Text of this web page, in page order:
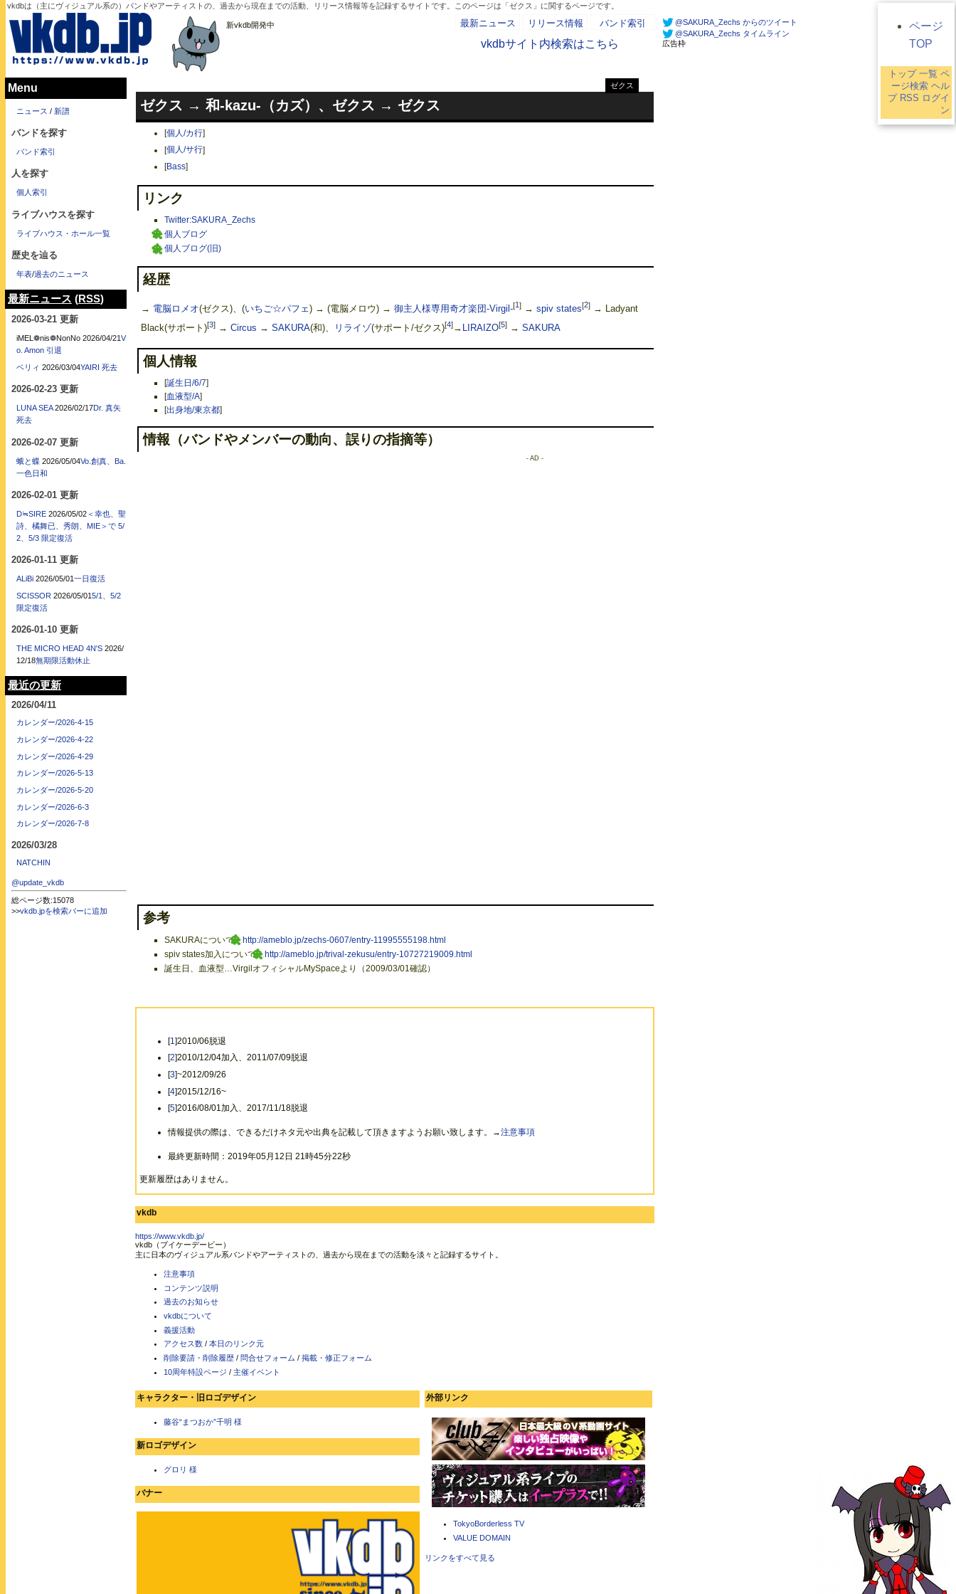
vkdbは（主にヴィジュアル系の）バンドやアーティストの、過去から現在までの活動、リリース情報等を記録するサイトです。このページは「ゼクス」に関するページです。
新vkdb開発中 最新ニュース リリース情報 バンド索引
vkdbサイト内検索はこちら
ゼクス
ゼクス → 和-kazu-（カズ）、ゼクス → ゼクス
[個人/カ行]
[個人/サ行]
[Bass]
リンク
Twitter:SAKURA_Zechs
個人ブログ
個人ブログ(旧)
経歴
→ 電脳ロメオ(ゼクス)、(いちご☆パフェ) → (電脳メロウ) → 御主人様専用奇才楽団-Virgil-[1]→ spiv states[2]→ Ladyant
Black(サポート)[3]→ Circus → SAKURA(和)、 リライゾ(サポート/ゼクス)[4]→ LIRAIZO[5]→ SAKURA
個人情報
[誕生日/6/7]
[血液型/A]
[出身地/東京都]
情報（バンドやメンバーの動向、誤りの指摘等）
- AD -
参考
SAKURAについて…http://ameblo.jp/zechs-0607/entry-11995555198.html
spiv states加入について… http://ameblo.jp/trival-zekusu/entry-10727219009.html
誕生日、血液型…VirgilオフィシャルMySpaceより（2009/03/01確認）
[1 ]2010/06脱退
[2]2010/12/04加入、2011/07/09脱退
[3]~2012/09/26
[4]2015/12/16~
[5]2016/08/01加入、2017/11/18脱退
情報提供の際は、できるだけネタ元や出典を記載して頂きますようお願い致します。→注意事項
最終更新時間：2019年05月12日 21時45分22秒
更新履歴はありません。
vkdb
https://www.vkdb.jp/
vkdb（ブイケーデービー）
主に日本のヴィジュアル系バンドやアーティストの、過去から現在までの活動を淡々と記録するサイト。
注意事項
コンテンツ説明
過去のお知らせ
vkdbについて
義援活動
アクセス数 / 本日のリンク元
削除要請・削除履歴 / 問合せフォーム / 掲載・修正フォーム
10周年特設ページ / 主催イベント
キャラクター・旧ロゴデザイン
藤谷“まつおか”千明 様
新ロゴデザイン
グロリ 様
バナー
外部リンク
TokyoBorderless TV
VALUE DOMAIN
リンクをすべて見る
@SAKURA_Zechs からのツイート
@SAKURA_Zechs タイムライン
広告枠
Menu
ニュース / 新譜
バンドを探す
バンド索引
人を探す
個人索引
ライブハウスを探す
ライブハウス・ホール一覧
歴史を辿る
年表/過去のニュース
最新ニュース (RSS)
2026-03-21 更新
iMEL❁nis❁NonNo 2026/04/21 V
o. Amon 引退
ベリィ 2026/03/04YAIRI 死去
2026-02-23 更新
LUNA SEA 2026/02/17Dr. 真矢
死去
2026-02-07 更新
蛾と蝶 2026/05/04Vo.創真、Ba.
一色日和
2026-02-01 更新
D≒SIRE 2026/05/02＜幸也、聖
詩、橘舞已、秀朗、MIE＞で 5/
2、5/3 限定復活
2026-01-11 更新
ALiBi 2026/05/01一日復活
SCISSOR 2026/05/015/1、5/2
限定復活
2026-01-10 更新
THE MICRO HEAD 4N'S 2026/
12/18無期限活動休止
最近の更新
2026/04/11
カレンダー/2026-4-15
カレンダー/2026-4-22
カレンダー/2026-4-29
カレンダー/2026-5-13
カレンダー/2026-5-20
カレンダー/2026-6-3
カレンダー/2026-7-8
2026/03/28
NATCHIN
@update_vkdb
総ページ数:15078
>>vkdb.jpを検索バーに追加
ページ
TOP
トップ 一覧 ペ
ージ検索 ヘル
プ RSS ログイ
ン